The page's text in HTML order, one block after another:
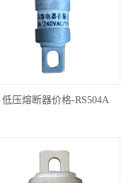
低压熔断器价格-RS504A